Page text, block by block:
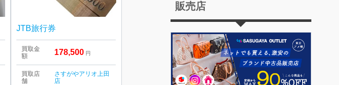
JTB旅行券
買取金
額
178,500 円
買取店
舗
さすがやアリオ上田
店
販売店